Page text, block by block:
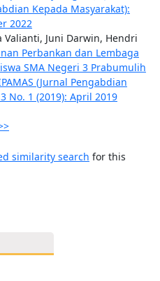
Kepada Masyarakat):
2022
Valianti, Juni Darwin, Hendri
Perbankan dan Lembaga
SMA Negeri 3 Prabumulih
(Jurnal Pengabdian
No. 1 (2019): April 2019
similarity search for this